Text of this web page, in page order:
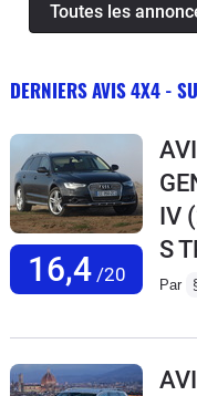
Toutes les
DERNIERS AVIS 4X4 -
16,4/20
IV
S
Par